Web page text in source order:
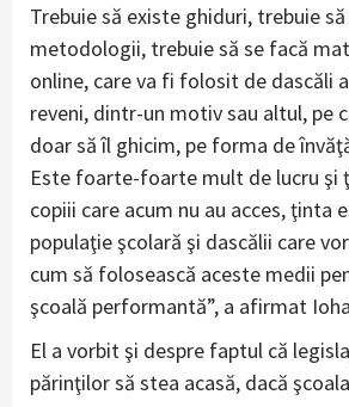
Trebuie să existe ghiduri, trebuie
metodologii, trebuie să se facă
online, care va fi folosit de dascăli
reveni, dintr-un motiv sau altul, pe
doar să îl ghicim, pe forma de
Este foarte-foarte mult de lucru şi
copiii care acum nu au acces, ţinta
populaţie şcolară şi dascălii care
cum să folosească aceste medii
şcoală performantă”, a afirmat
El a vorbit şi despre faptul că
părinţilor să stea acasă, dacă